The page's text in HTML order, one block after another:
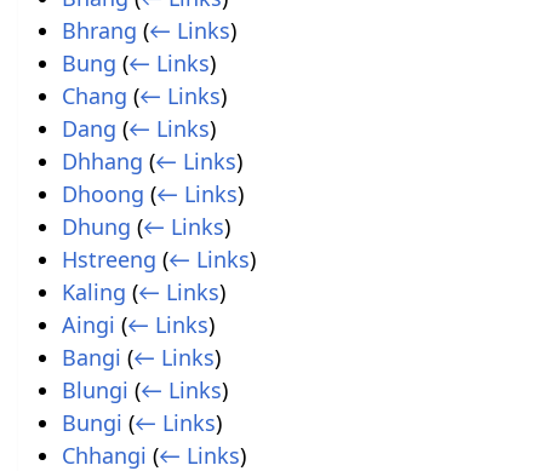
Bhrang (← Links)
Bung (← Links)
Chang (← Links)
Dang (← Links)
Dhhang (← Links)
Dhoong (← Links)
Dhung (← Links)
Hstreeng (← Links)
Kaling (← Links)
Aingi (← Links)
Bangi (← Links)
Blungi (← Links)
Bungi (← Links)
Chhangi (← Links)